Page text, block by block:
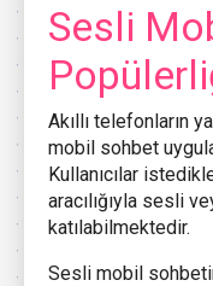
Sesli
Akıllı telefonların
mobil sohbet
Kullanıcılar
aracılığıyla sesli
katılabilmektedir.
Sesli mobil